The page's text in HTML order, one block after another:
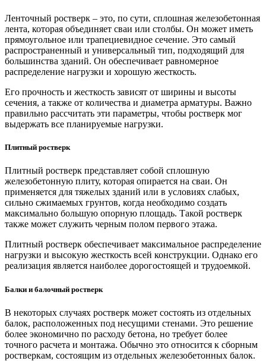
Ленточный ростверк – это, по сути, сплошная железобетонная
лента, которая объединяет сваи или столбы. Он может иметь
прямоугольное или трапециевидное сечение. Это самый
распространенный и универсальный тип, подходящий для
большинства зданий. Он обеспечивает равномерное
распределение нагрузки и хорошую жесткость.
Его прочность и жесткость зависят от ширины и высоты
сечения, а также от количества и диаметра арматуры. Важно
правильно рассчитать эти параметры, чтобы ростверк мог
выдержать все планируемые нагрузки.
Плитный ростверк
Плитный ростверк представляет собой сплошную
железобетонную плиту, которая опирается на сваи. Он
применяется для тяжелых зданий или в условиях слабых,
сильно сжимаемых грунтов, когда необходимо создать
максимально большую опорную площадь. Такой ростверк
также может служить черным полом первого этажа.
Плитный ростверк обеспечивает максимальное распределение
нагрузки и высокую жесткость всей конструкции. Однако его
реализация является наиболее дорогостоящей и трудоемкой.
Балки и балочный ростверк
В некоторых случаях ростверк может состоять из отдельных
балок, расположенных под несущими стенами. Это решение
более экономично по расходу бетона, но требует более
точного расчета и монтажа. Обычно это относится к сборным
ростверкам, состоящим из отдельных железобетонных балок.